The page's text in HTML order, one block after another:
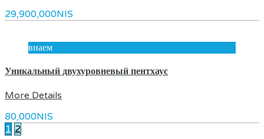
29,900,000NIS
внаем
Уникальный двухуровневый пентхаус
More Details
80,000NIS
1 2